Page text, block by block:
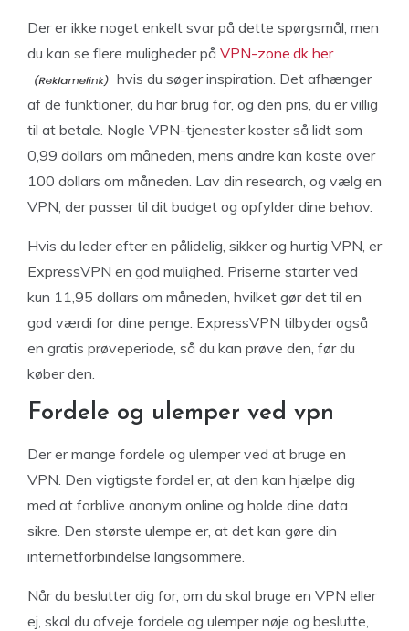
Der er ikke noget enkelt svar på dette spørgsmål, men
du kan se flere muligheder på VPN-zone.dk her
hvis du søger inspiration. Det afhænger
af de funktioner, du har brug for, og den pris, du er villig
til at betale. Nogle VPN-tjenester koster så lidt som
0,99 dollars om måneden, mens andre kan koste over
100 dollars om måneden. Lav din research, og vælg en
VPN, der passer til dit budget og opfylder dine behov.
Hvis du leder efter en pålidelig, sikker og hurtig VPN, er
ExpressVPN en god mulighed. Priserne starter ved
kun 11,95 dollars om måneden, hvilket gør det til en
god værdi for dine penge. ExpressVPN tilbyder også
en gratis prøveperiode, så du kan prøve den, før du
køber den.
Fordele og ulemper ved vpn
Der er mange fordele og ulemper ved at bruge en
VPN. Den vigtigste fordel er, at den kan hjælpe dig
med at forblive anonym online og holde dine data
sikre. Den største ulempe er, at det kan gøre din
internetforbindelse langsommere.
Når du beslutter dig for, om du skal bruge en VPN eller
ej, skal du afveje fordele og ulemper nøje og beslutte,